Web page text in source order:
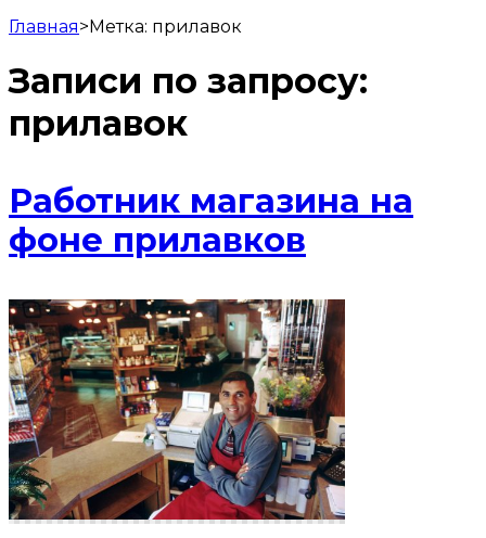
Главная>Метка: прилавок
Записи по запросу:
прилавок
Работник магазина на
фоне прилавков